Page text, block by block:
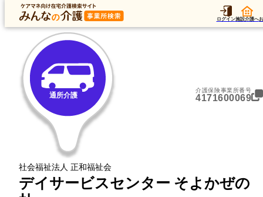
ログイン施設介護へ
トップ データ
トップ 佐賀県 武雄市 通所介護 デイサービスセンター そよかぜの杜
通所介護
社会福祉法人 正和福祉会
介護保険事業所番号
4171600069
デイサービスセンター そよかぜの